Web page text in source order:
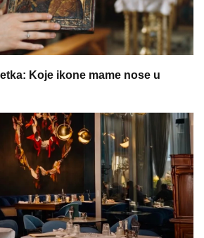
Koje ikone mame nose u